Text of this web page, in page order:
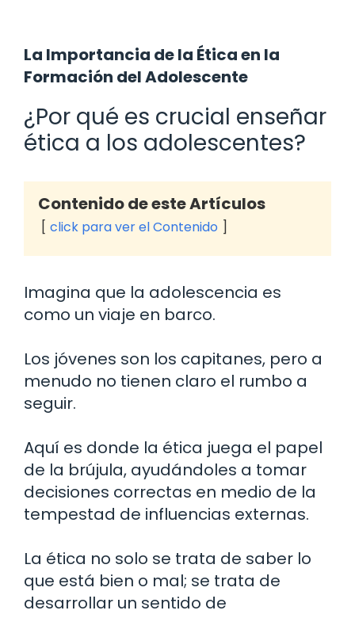
La Importancia de la Ética en la
Formación del Adolescente
¿Por qué es crucial enseñar
ética a los adolescentes?
Contenido de este Artículos
click para ver el Contenido
Imagina que la adolescencia es
como un viaje en barco.
Los jóvenes son los capitanes, pero a
menudo no tienen claro el rumbo a
seguir.
Aquí es donde la ética juega el papel
de la brújula, ayudándoles a tomar
decisiones correctas en medio de la
tempestad de influencias externas.
La ética no solo se trata de saber lo
que está bien o mal; se trata de
desarrollar un sentido de